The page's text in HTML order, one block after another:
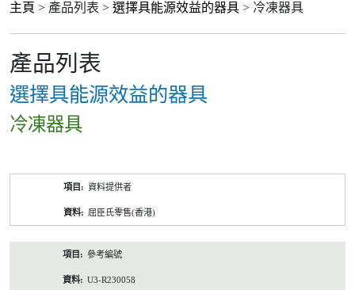
主頁 > 產品列表 > 選擇具能源效益的器具 > 冷凍器具
產品列表
選擇具能源效益的器具
冷凍器具
資料提供者
屈臣氏零售(香港)
參考編號
U3-R230058